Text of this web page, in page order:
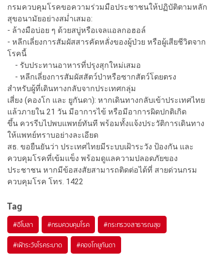
กรมควบคุมโรคขอความร่วมมือประชาชนให้ปฏิบัติตามหลัก
สุขอนามัยอย่างสม่ำเสมอ:
- ล้างมือบ่อย ๆ ด้วยสบู่หรือเจลแอลกอฮอล์
- หลีกเลี่ยงการสัมผัสสารคัดหลั่งของผู้ป่วย หรือผู้เสียชีวิตจาก
โรคนี้
- รับประทานอาหารที่ปรุงสุกใหม่เสมอ
- หลีกเลี่ยงการสัมผัสสัตว์ป่าหรือซากสัตว์โดยตรง
สำหรับผู้ที่เดินทางกลับจากประเทศกลุ่ม
เสี่ยง (คองโก และ ยูกันดา): หากเดินทางกลับเข้าประเทศไทย
แล้วภายใน 21 วัน มีอาการไข้ หรือมีอาการผิดปกติเกิด
ขึ้น ควรรีบไปพบแพทย์ทันที พร้อมทั้งแจ้งประวัติการเดินทาง
ให้แพทย์ทราบอย่างละเอียด
สธ. ขอยืนยันว่า ประเทศไทยมีระบบเฝ้าระวัง ป้องกัน และ
ควบคุมโรคที่เข้มแข็ง พร้อมดูแลความปลอดภัยของ
ประชาชน หากมีข้อสงสัยสามารถติดต่อได้ที่ สายด่วนกรม
ควบคุมโรค โทร. 1422
Tag
#อีโบลา #กรมควบคุมโรค #กระทรวงสาธารณสุข
#เฝ้าระวังโรคระบาด #คองโกยูกันดา